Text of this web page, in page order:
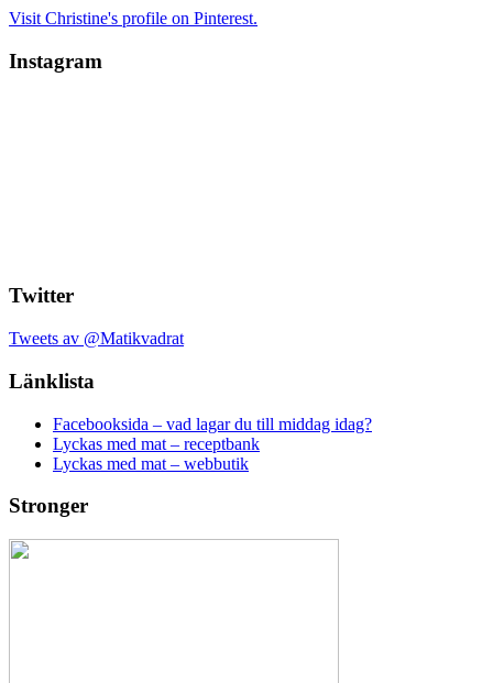
Visit Christine's profile on Pinterest.
Instagram
Twitter
Tweets av @Matikvadrat
Länklista
Facebooksida – vad lagar du till middag idag?
Lyckas med mat – receptbank
Lyckas med mat – webbutik
Stronger